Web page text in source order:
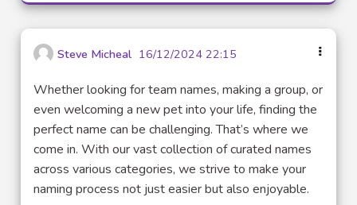
Steve Micheal 16/12/2024 22:15
Whether looking for team names, making a group, or
even welcoming a new pet into your life, finding the
perfect name can be challenging. That’s where we
come in. With our vast collection of curated names
across various categories, we strive to make your
naming process not just easier but also enjoyable.